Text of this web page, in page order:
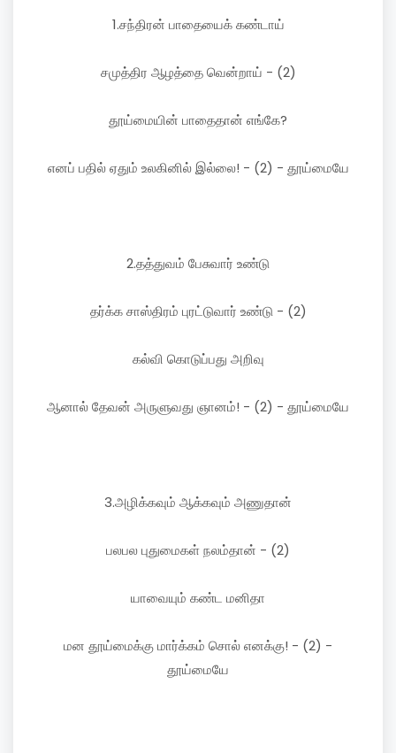
1.சந்திரன் பாதையைக் கண்டாய்
சமுத்திர ஆழத்தை வென்றாய் - (2)
தூய்மையின் பாதைதான் எங்கே?
எனப் பதில் ஏதும் உலகினில் இல்லை! - (2) - தூய்மையே
2.தத்துவம் பேசுவார் உண்டு
தர்க்க சாஸ்திரம் புரட்டுவார் உண்டு - (2)
கல்வி கொடுப்பது அறிவு
ஆனால் தேவன் அருளுவது ஞானம்! - (2) - தூய்மையே
3.அழிக்கவும் ஆக்கவும் அணுதான்
பலபல புதுமைகள் நலம்தான் - (2)
யாவையும் கண்ட மனிதா
மன தூய்மைக்கு மார்க்கம் சொல் எனக்கு! - (2) -
தூய்மையே